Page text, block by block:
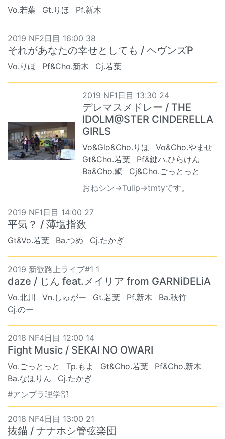
Vo.若葉 Gt.りほ Pf.新木
2019 NF2日目 16:00 38
それがあなたの幸せとしても / ヘヴンズP
Vo.りほ Pf&Cho.新木 Cj.若葉
2019 NF1日目 13:30 24
デレマスメドレー / THE
IDOLM@STER CINDERELLA
GIRLS
Vo&Glo&Cho.りほ
Vo&Cho.やませ
Gt&Cho.若葉
Pf&鍵ハ.ひらけん
Ba&Cho.鯛
Cj&Cho.ごっとっと
おねシン→Tulip→tmtyです。
2019 NF1日目 14:00 27
平気？ / 薄塩指数
Gt&Vo.若葉 Ba.つめ Cj.たかぎ
2019 新歓路上ライブ#1 1
daze / じん feat.メイリア from GARNiDELiA
Vo.北川 Vn.しゅがー Gt.若葉 Pf.新木
Ba.秋竹
Cj.のー
2018 NF4日目 12:00 14
Fight Music / SEKAI NO OWARI
Vo.ごっとっと Tp.もよ Gt&Cho.若葉
Pf&Cho.新木
Ba.なほりん
Cj.たかぎ
#アンプラ理学部
2018 NF4日目 13:00 21
抜錨 / ナナホシ管弦楽団